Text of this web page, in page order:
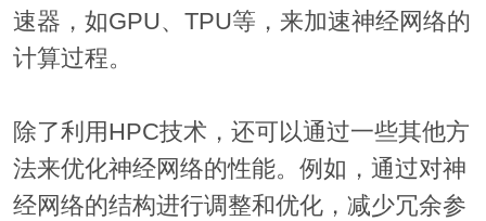
速器，如GPU、TPU等，来加速神经网络的
计算过程。
除了利用HPC技术，还可以通过一些其他方
法来优化神经网络的性能。例如，通过对神
经网络的结构进行调整和优化，减少冗余参